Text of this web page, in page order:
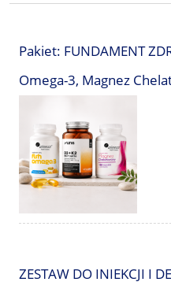
Pakiet: FUNDAMENT
Omega-3, Magnez
ZESTAW DO INIEKCJI I